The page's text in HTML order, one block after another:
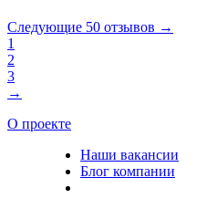
Следующие 50 отзывов →
1
2
3
→
О проекте
Наши вакансии
Блог компании